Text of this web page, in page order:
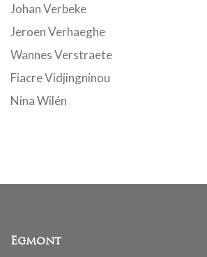
Johan Verbeke
Jeroen Verhaeghe
Wannes Verstraete
Fiacre Vidjingninou
Nina Wilén
Egmont